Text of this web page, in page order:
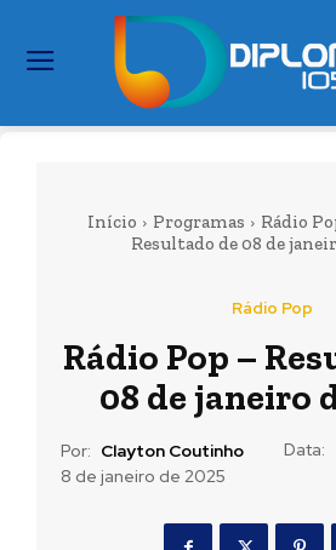
Início Programas Rádio
Resultado de 08 de
Rádio Pop
Rádio Pop –
08 de janeiro
Por: Clayton Coutinho
Data:
8 de janeiro de 2025